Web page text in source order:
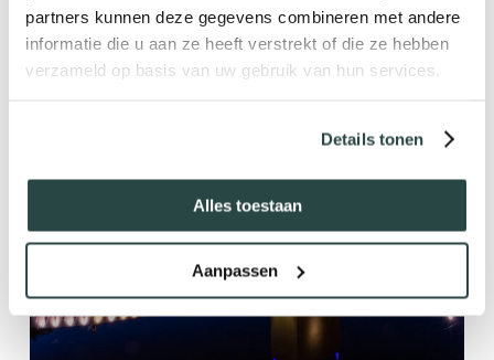
partners kunnen deze gegevens combineren met andere
informatie die u aan ze heeft verstrekt of die ze hebben
verzameld op basis van uw gebruik van hun services.
Details tonen
Alles toestaan
Aanpassen